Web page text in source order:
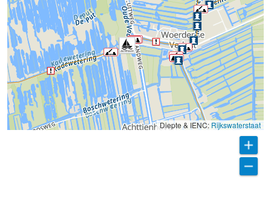
Diepte & IENC: Rijkswaterstaat